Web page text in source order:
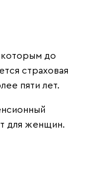
до
страховая
пяти лет.
для женщин.